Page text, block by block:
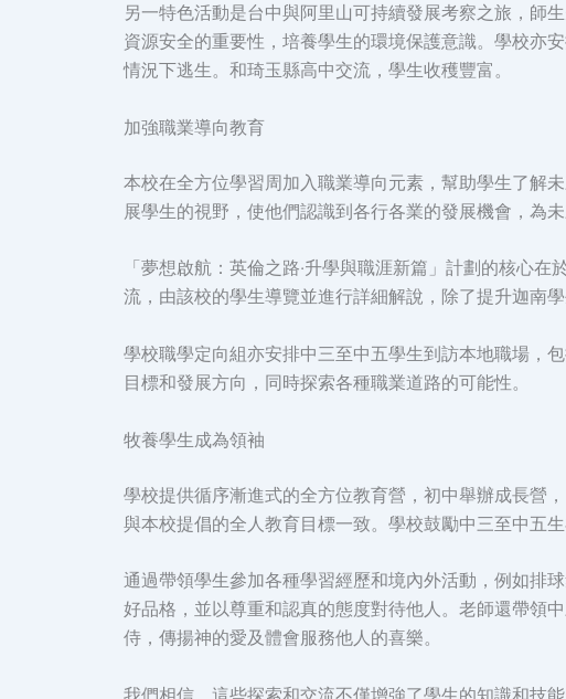
另一特色活動是台中與阿里山可持續發展考察之旅，師
資源安全的重要性，培養學生的環境保護意識。學校亦
情況下逃生。和琦玉縣高中交流，學生收穫豐富。
加強職業導向教育
本校在全方位學習周加入職業導向元素，幫助學生了解
展學生的視野，使他們認識到各行各業的發展機會，為
「夢想啟航：英倫之路‧升學與職涯新篇」計劃的核心
流，由該校的學生導覽並進行詳細解說，除了提升迦南
學校職學定向組亦安排中三至中五學生到訪本地職場，
目標和發展方向，同時探索各種職業道路的可能性。
牧養學生成為領袖
學校提供循序漸進式的全方位教育營，初中舉辦成長營
與本校提倡的全人教育目標一致。學校鼓勵中三至中五
通過帶領學生參加各種學習經歷和境內外活動，例如排
好品格，並以尊重和認真的態度對待他人。老師還帶領
侍，傳揚神的愛及體會服務他人的喜樂。
我們相信，這些探索和交流不僅增強了學生的知識和技